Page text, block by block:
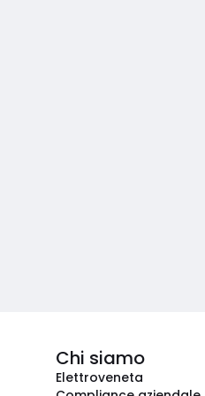
Chi siamo
Elettroveneta